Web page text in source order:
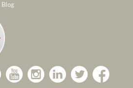
Blog
Zu Zu Zu Zu Pick-